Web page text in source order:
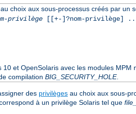
choix aux sous-processus créés par un
privilège[[+-]?nom-privilège]
10 et OpenSolaris avec les modules MPM
compilation BIG_SECURITY_HOLE.
des privilèges au choix aux sous-
à un privilège Solaris tel que